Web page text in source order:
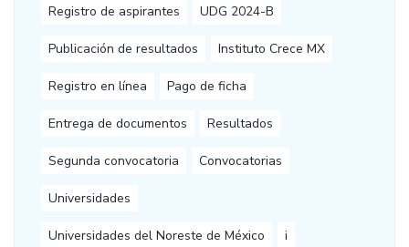
Registro de aspirantes UDG 2024-B
Publicación de resultados Instituto Crece MX
Registro en línea Pago de ficha
Entrega de documentos Resultados
Segunda convocatoria Convocatorias
Universidades
Universidades del Noreste de México i